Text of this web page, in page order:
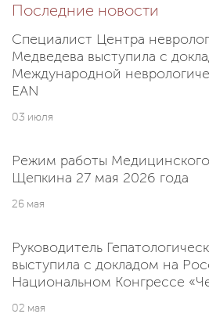
Последние новости
Специалист Центра
Медведева выступила с
Международной
EAN
03 июля
Режим работы
Щепкина 27 мая 2026 года
26 мая
Руководитель
выступила с докладом на
Национальном Конгрессе
02 мая